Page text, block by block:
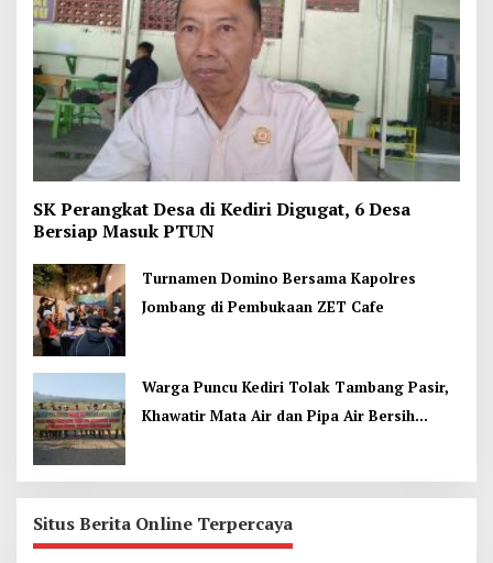
SK Perangkat Desa di Kediri Digugat, 6 Desa
Bersiap Masuk PTUN
Turnamen Domino Bersama Kapolres
Jombang di Pembukaan ZET Cafe
Warga Puncu Kediri Tolak Tambang Pasir,
Khawatir Mata Air dan Pipa Air Bersih
Situs Berita Online Terpercaya